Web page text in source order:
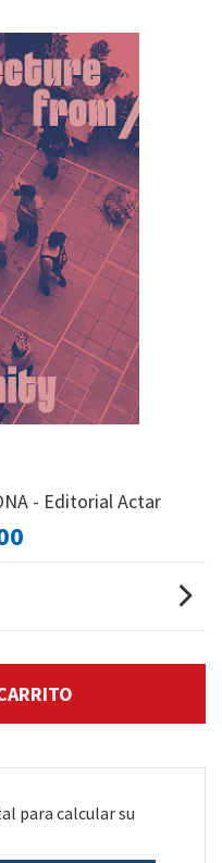
- Editorial Actar
para calcular su